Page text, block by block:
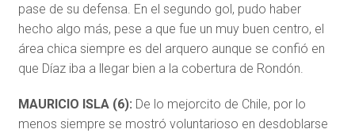
pase de su defensa. En el segundo gol, pudo haber
hecho algo más, pese a que fue un muy buen centro, el
área chica siempre es del arquero aunque se confió en
que Díaz iba a llegar bien a la cobertura de Rondón.
MAURICIO ISLA (6): De lo mejorcito de Chile, por lo
menos siempre se mostró voluntarioso en desdoblarse